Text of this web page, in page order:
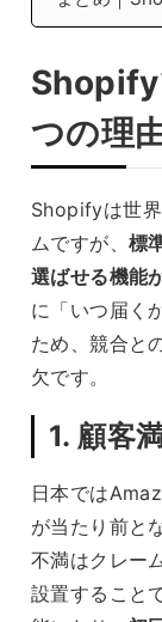
Shopify
つの理
Shopifyは世
ムですが、 標
選ばせる機能
に「いつ届く
ため、競合と
欠です。
1. 顧客
日本では
が当たり前と
不満はクレー
設置すること